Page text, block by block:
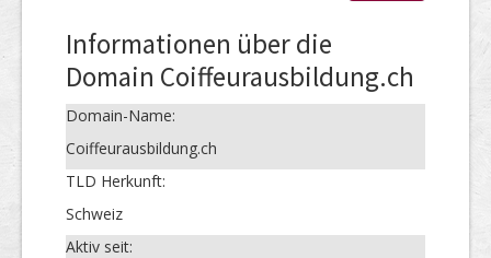
Informationen über die
Domain Coiffeurausbildung.ch
Domain-Name:
Coiffeurausbildung.ch
TLD Herkunft:
Schweiz
Aktiv seit: